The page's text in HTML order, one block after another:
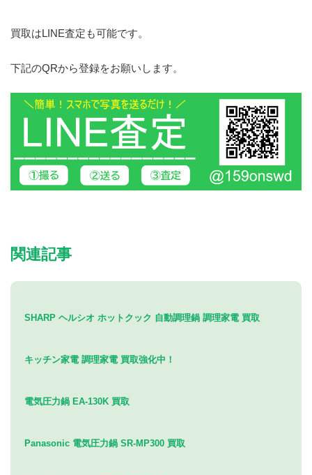
買取はLINE査定も可能です。
下記のQRから登録をお願いします。
関連記事
SHARP ヘルシオ ホットクック 自動調理鍋 調理家電 買取
キッチン家電 調理家電 買取強化中！
電気圧力鍋 EA-130K 買取
Panasonic 電気圧力鍋 SR-MP300 買取